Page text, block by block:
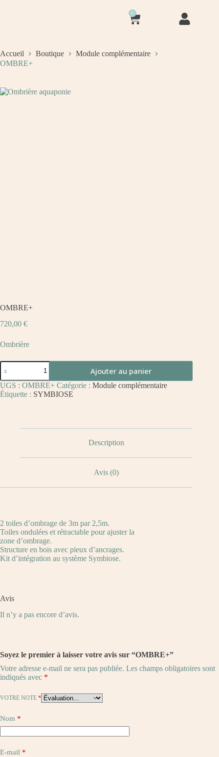
0
Accueil Boutique
Module complémentaire
OMBRE+
OMBRE+
720,00 €
Ombrière
Ajouter au panier
UGS : OMBRE+ Catégorie : Module complémentaire
Étiquette : SYMBIOSE
Description
Avis (0)
2 toiles d’ombrage de 3m par 2,5m.
Toiles ondulées et rétractable pour ajuster la
zone d’ombrage.
Structure en bois avec pieux d’ancrages.
Kit d’intégration au système Symbiose.
Avis
Il n’y a pas encore d’avis.
Soyez le premier à laisser votre avis sur “OMBRE+”
Votre adresse e-mail ne sera pas publiée. Les champs obligatoires sont
indiqués avec *
VOTRE NOTE *
Nom *
E-mail *